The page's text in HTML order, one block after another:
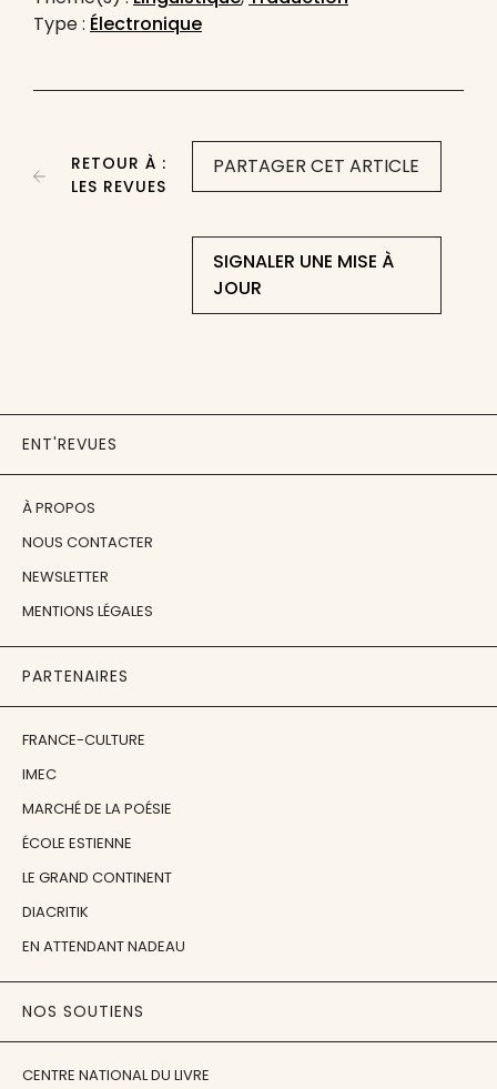
Type : Électronique
PARTAGER CET ARTICLE
SIGNALER UNE MISE À
JOUR
RETOUR À :
LES REVUES
ENT'REVUES
À PROPOS
NOUS CONTACTER
NEWSLETTER
MENTIONS LÉGALES
PARTENAIRES
FRANCE-CULTURE
IMEC
MARCHÉ DE LA POÉSIE
ÉCOLE ESTIENNE
LE GRAND CONTINENT
DIACRITIK
EN ATTENDANT NADEAU
NOS SOUTIENS
CENTRE NATIONAL DU LIVRE